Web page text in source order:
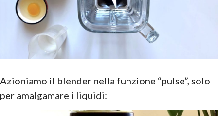
Azioniamo il blender nella funzione “pulse”, solo
per amalgamare i liquidi: